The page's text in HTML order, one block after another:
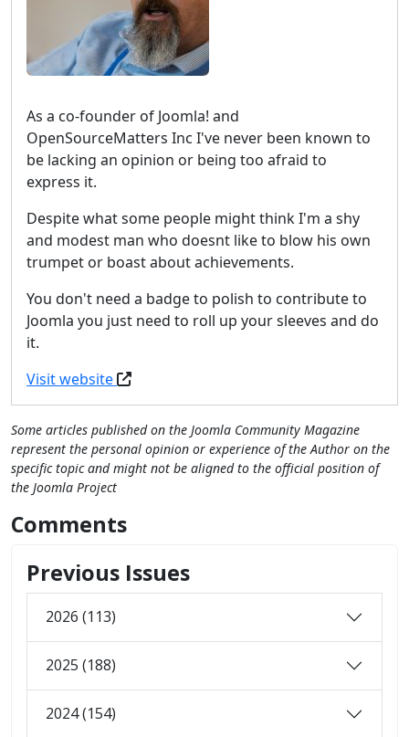
As a co-founder of Joomla! and
OpenSourceMatters Inc I've never been known to
be lacking an opinion or being too afraid to
express it.
Despite what some people might think I'm a shy
and modest man who doesnt like to blow his own
trumpet or boast about achievements.
You don't need a badge to polish to contribute to
Joomla you just need to roll up your sleeves and do
it.
Visit website
Some articles published on the Joomla Community Magazine
represent the personal opinion or experience of the Author on the
specific topic and might not be aligned to the official position of
the Joomla Project
Comments
Previous Issues
2026 (113)
2025 (188)
2024 (154)